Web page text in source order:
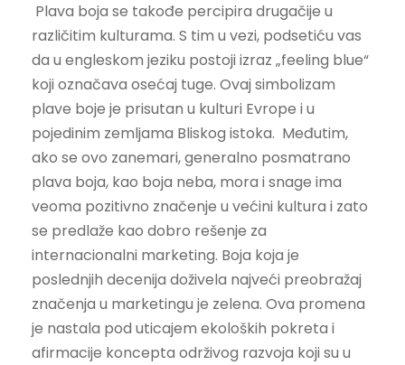
Plava boja se takođe percipira drugačije u
različitim kulturama. S tim u vezi, podsetiću vas
da u engleskom jeziku postoji izraz „feeling blue“
koji označava osećaj tuge. Ovaj simbolizam
plave boje je prisutan u kulturi Evrope i u
pojedinim zemljama Bliskog istoka. Međutim,
ako se ovo zanemari, generalno posmatrano
plava boja, kao boja neba, mora i snage ima
veoma pozitivno značenje u većini kultura i zato
se predlaže kao dobro rešenje za
internacionalni marketing. Boja koja je
poslednjih decenija doživela najveći preobražaj
značenja u marketingu je zelena. Ova promena
je nastala pod uticajem ekoloških pokreta i
afirmacije koncepta održivog razvoja koji su u